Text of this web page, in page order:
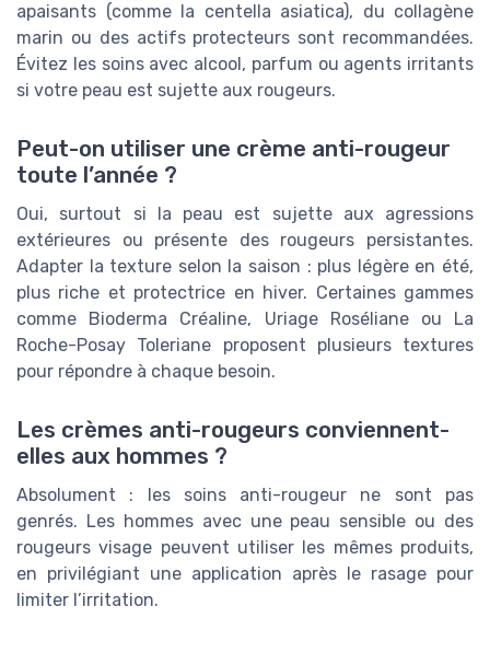
apaisants (comme la centella asiatica), du collagène
marin ou des actifs protecteurs sont recommandées.
Évitez les soins avec alcool, parfum ou agents irritants
si votre peau est sujette aux rougeurs.
Peut-on utiliser une crème anti-rougeur
toute l’année ?
Oui, surtout si la peau est sujette aux agressions
extérieures ou présente des rougeurs persistantes.
Adapter la texture selon la saison : plus légère en été,
plus riche et protectrice en hiver. Certaines gammes
comme Bioderma Créaline, Uriage Roséliane ou La
Roche-Posay Toleriane proposent plusieurs textures
pour répondre à chaque besoin.
Les crèmes anti-rougeurs conviennent-
elles aux hommes ?
Absolument : les soins anti-rougeur ne sont pas
genrés. Les hommes avec une peau sensible ou des
rougeurs visage peuvent utiliser les mêmes produits,
en privilégiant une application après le rasage pour
limiter l’irritation.